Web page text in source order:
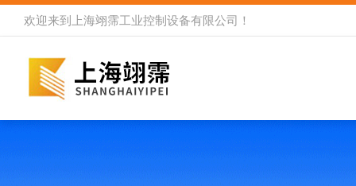
欢迎来到 上海翊霈工业控制设备有限公司 ！